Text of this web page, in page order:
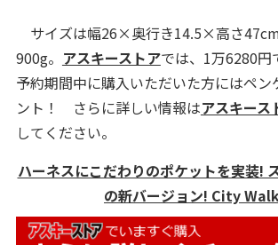
サイズは幅26×奥行き14.5×高さ
900g。 アスキーストアでは、1万6280円
予約期間中に購入いただいた方にはペン
ント！ さらに詳しい情報はアスキース
してください。
ハーネスにこだわりのポケットを実装!
の新バージョン! City